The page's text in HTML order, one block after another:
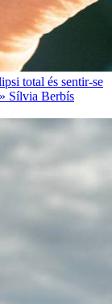
total és sentir-se
Sílvia Berbís